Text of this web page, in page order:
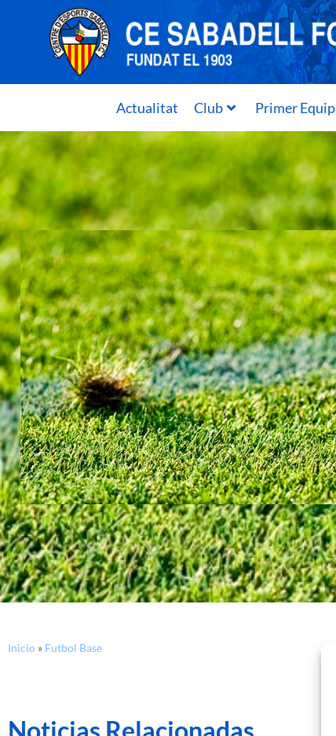
Actualitat Club Primer Equip
Inicio » Futbol Base